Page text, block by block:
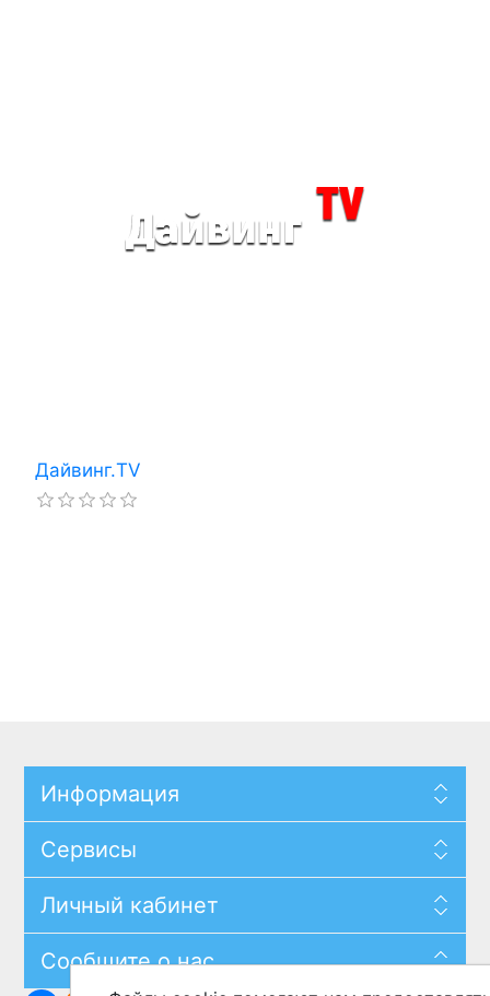
Дайвинг.TV
Информация
Сервисы
Личный кабинет
Сообщите о нас